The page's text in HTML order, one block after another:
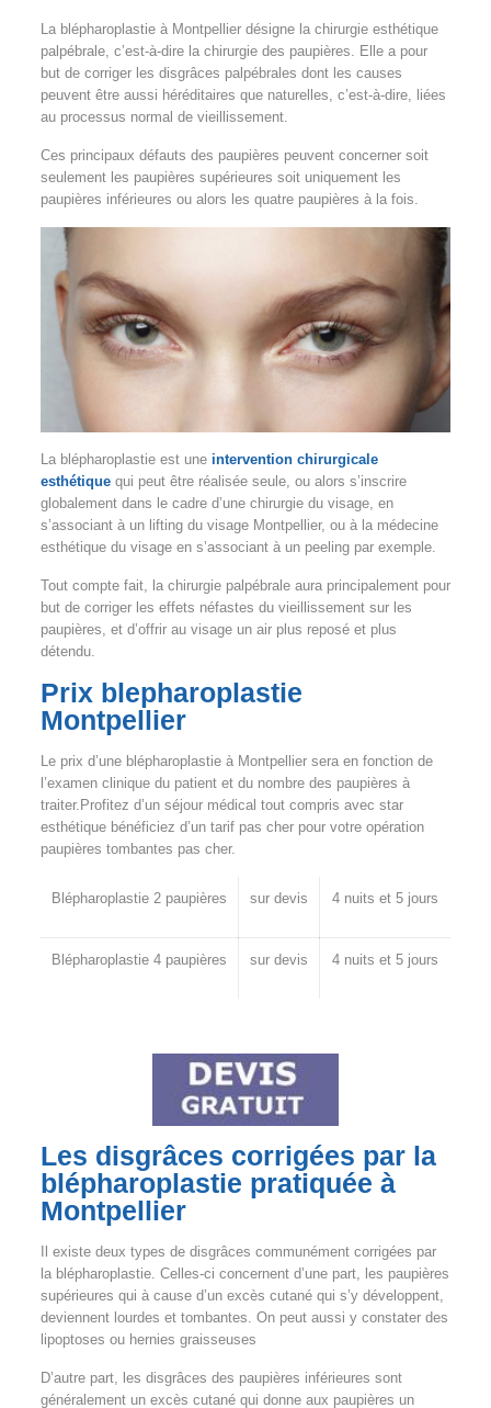
La blépharoplastie à Montpellier désigne la chirurgie esthétique
palpébrale, c’est-à-dire la chirurgie des paupières. Elle a pour
but de corriger les disgrâces palpébrales dont les causes
peuvent être aussi héréditaires que naturelles, c’est-à-dire, liées
au processus normal de vieillissement.
Ces principaux défauts des paupières peuvent concerner soit
seulement les paupières supérieures soit uniquement les
paupières inférieures ou alors les quatre paupières à la fois.
La blépharoplastie est une intervention chirurgicale
esthétiquequi peut être réalisée seule, ou alors s’inscrire
globalement dans le cadre d’une chirurgie du visage, en
s’associant à un lifting du visage Montpellier, ou à la médecine
esthétique du visage en s’associant à un peeling par exemple.
Tout compte fait, la chirurgie palpébrale aura principalement pour
but de corriger les effets néfastes du vieillissement sur les
paupières, et d’offrir au visage un air plus reposé et plus
détendu.
Prix blepharoplastie
Montpellier
Le prix d’une blépharoplastie à Montpellier sera en fonction de
l’examen clinique du patient et du nombre des paupières à
traiter.Profitez d’un séjour médical tout compris avec star
esthétique bénéficiez d’un tarif pas cher pour votre opération
paupières tombantes pas cher.
Blépharoplastie 2 paupières sur devis 4 nuits et 5 jours
Blépharoplastie 4 paupières sur devis 4 nuits et 5 jours
Les disgrâces corrigées par la
blépharoplastie pratiquée à
Montpellier
Il existe deux types de disgrâces communément corrigées par
la blépharoplastie. Celles-ci concernent d’une part, les paupières
supérieures qui à cause d’un excès cutané qui s’y développent,
deviennent lourdes et tombantes. On peut aussi y constater des
lipoptoses ou hernies graisseuses
D’autre part, les disgrâces des paupières inférieures sont
généralement un excès cutané qui donne aux paupières un